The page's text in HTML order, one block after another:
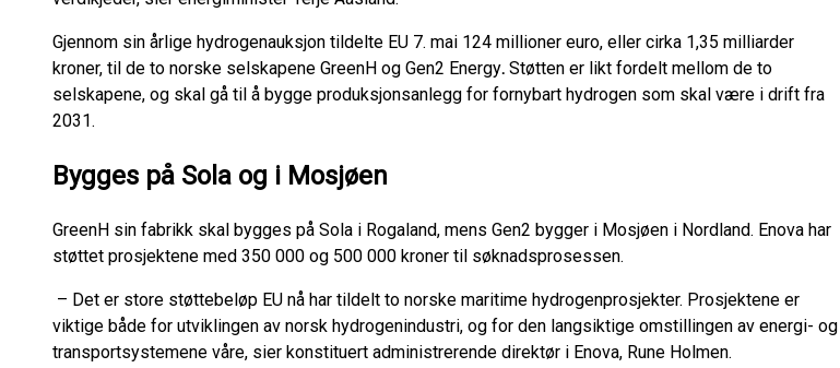
Gjennom sin årlige hydrogenauksjon tildelte EU 7. mai 124 millioner euro, eller cirka 1,35 milliarder
kroner, til de to norske selskapene GreenH og Gen2 Energy. Støtten er likt fordelt mellom de to
selskapene, og skal gå til å bygge produksjonsanlegg for fornybart hydrogen som skal være i drift fra
2031.
Bygges på Sola og i Mosjøen
GreenH sin fabrikk skal bygges på Sola i Rogaland, mens Gen2 bygger i Mosjøen i Nordland. Enova har
støttet prosjektene med 350 000 og 500 000 kroner til søknadsprosessen.
– Det er store støttebeløp EU nå har tildelt to norske maritime hydrogenprosjekter. Prosjektene er
viktige både for utviklingen av norsk hydrogenindustri, og for den langsiktige omstillingen av energi- og
transportsystemene våre, sier konstituert administrerende direktør i Enova, Rune Holmen.